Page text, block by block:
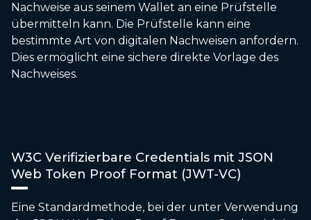
Nachweise aus seinem Wallet an eine Prüfstelle
übermitteln kann. Die Prüfstelle kann eine
bestimmte Art von digitalen Nachweisen anfordern.
Dies ermöglicht eine sichere direkte Vorlage des
Nachweises.
W3C Verifizierbare Credentials mit JSON
Web Token Proof Format (JWT-VC)
Eine Standardmethode, bei der unter Verwendung